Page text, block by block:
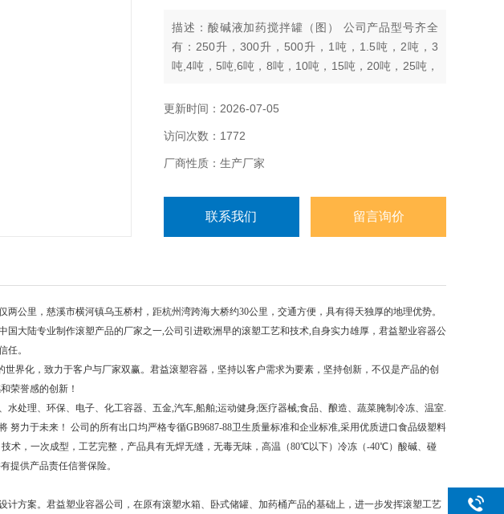
描述：酸碱液加药搅拌罐（图） 公司产品型号齐全
有：250升，300升，500升，1吨，1.5吨，2吨，3
吨,4吨，5吨,6吨，8吨，10吨，15吨，20吨，25吨，
更新时间：2026-07-05
访问次数：1772
厂商性质：生产厂家
联系我们 留言询价
公里，慈溪市横河镇乌玉桥村，距杭州湾跨海大桥约30公里，交通方便，具有得天独厚的地理优势。
大陆专业制作滚塑产品的厂家之一,公司引进欧洲早的滚塑工艺和技术,自身实力雄厚，君益塑业容器公
任。
界化，致力于客户与厂家双赢。君益滚塑容器，坚持以客户需求为要素，坚持创新，不仅是产品的创
荣誉感的创新！
处理、环保、电子、化工容器、五金,汽车,船舶;运动健身;医疗器械;食品、酿造、蔬菜腌制冷冻、温室.
努力于未来！ 公司的所有出口均严格专循GB9687-88卫生质量标准和企业标准,采用优质进口食品级塑料
术，一次成型，工艺完整，产品具有无焊无缝，无毒无味，高温（80℃以下）冷冻（-40℃）酸碱、碰
提供产品责任信誉保险。
方案。君益塑业容器公司，在原有滚塑水箱、卧式储罐、加药桶产品的基础上，进一步发挥滚塑工艺